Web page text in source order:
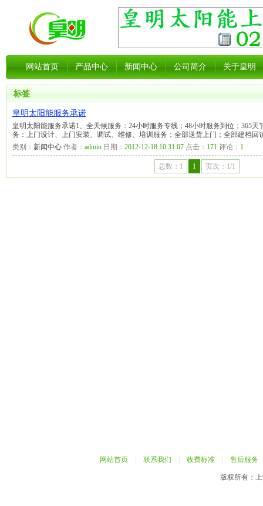
网站首页 产品中心 新闻中心 公司简介 关于皇明
标签
皇明太阳能服务承诺
皇明太阳能服务承诺1、全天候服务：24小时服务专线；48小时服务到位；365
务：上门设计、上门安装、调试、维修、培训服务；全部送货上门；全部建档
类别： 新闻中心 作者： admin 日期： 2012-12-18 10.31.07 点击： 171 评论： 1
总数：1 1 页次：1/1
网站首页 联系我们 收费标准 售后服务
版权所有：